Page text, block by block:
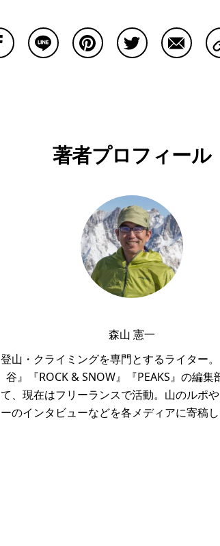
著者プロフィール
森山 憲一
登山・クライミングを専門とするライター
谷』『ROCK & SNOW』『PEAKS』の編集
て、現在はフリーランスで活動。山のルポ
ーのインタビューなどを各メディアに寄稿し